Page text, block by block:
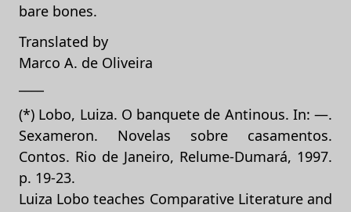
bare bones.
Translated by
Marco A. de Oliveira
(*) Lobo, Luiza. O banquete de Antinous. In: —.
Sexameron. Novelas sobre casamentos.
Contos. Rio de Janeiro, Relume-Dumará, 1997.
p. 19-23.
Luiza Lobo teaches Comparative Literature and